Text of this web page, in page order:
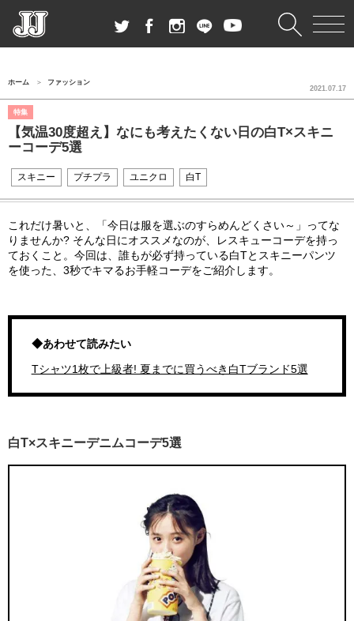
ホーム ファッション
特集
【気温30度超え】なにも考えたくない日の白T×スキニ
ーコーデ5選
2021.07.17
スキニー プチプラ ユニクロ 白T
これだけ暑いと、「今日は服を選ぶのすらめんどくさい～」ってな
りませんか? そんな日にオススメなのが、レスキューコーデを持っ
ておくこと。今回は、誰もが必ず持っている白Tとスキニーパンツ
を使った、3秒でキマるお手軽コーデをご紹介します。
◆あわせて読みたい
Tシャツ1枚で上級者! 夏までに買うべき白Tブランド5選
白T×スキニーデニムコーデ5選